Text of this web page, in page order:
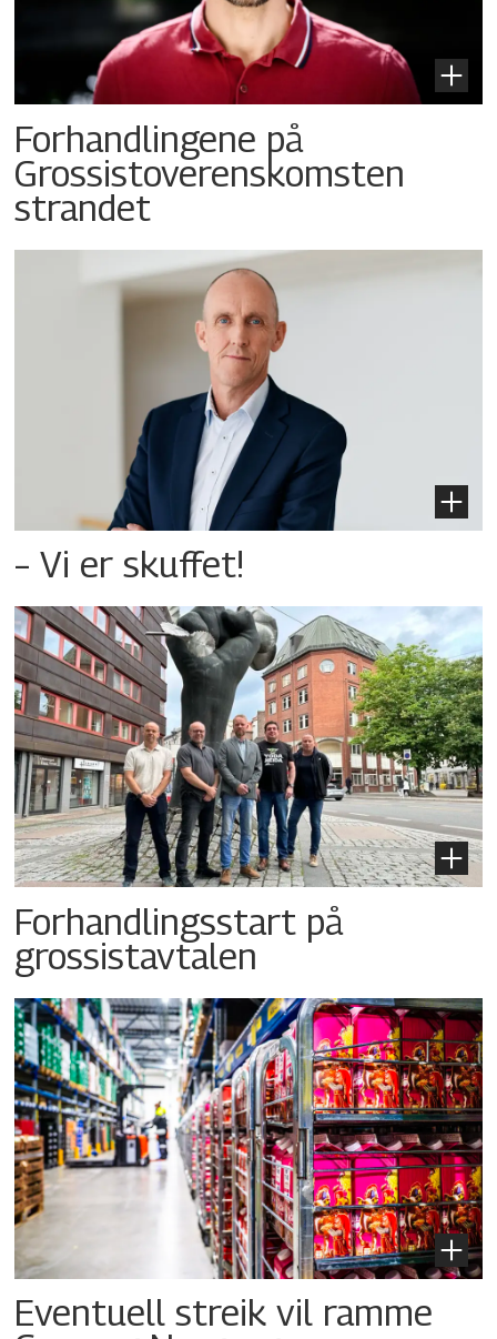
Forhandlingene på
Grossistoverenskomsten
strandet
– Vi er skuffet!
Forhandlingsstart på
grossistavtalen
Eventuell streik vil ramme